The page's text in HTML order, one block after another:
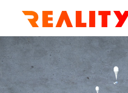
AGENCE